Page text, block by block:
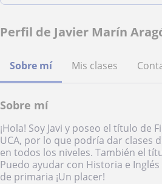
Perfil de Javier Marín
Sobre mí Mis clases
Sobre mí
¡Hola! Soy Javi y poseo el título de
UCA, por lo que podría dar clases
en todos los niveles. También el
Puedo ayudar con Historia e
de primaria ¡Un placer!